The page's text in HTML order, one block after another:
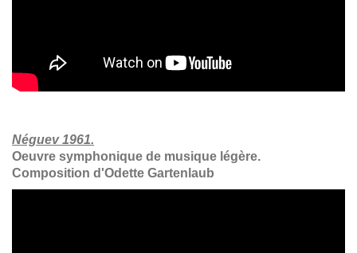
Néguev 1961.
Oeuvre symphonique de musique légère.
Composition d'Odette Gartenlaub